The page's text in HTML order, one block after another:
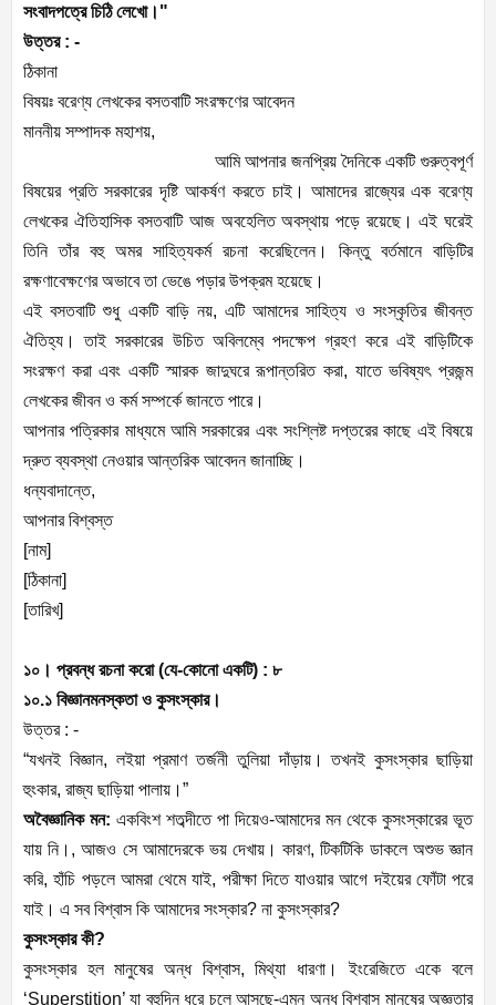
সংবাদপত্রে চিঠি লেখো।"
উত্তর : -
ঠিকানা
বিষয়ঃ বরেণ্য লেখকের বসতবাটি সংরক্ষণের আবেদন
মাননীয় সম্পাদক মহাশয়,
আমি আপনার জনপ্রিয় দৈনিকে একটি গুরুত্বপূর্ণ
বিষয়ের প্রতি সরকারের দৃষ্টি আকর্ষণ করতে চাই। আমাদের রাজ্যের এক বরেণ্য
লেখকের ঐতিহাসিক বসতবাটি আজ অবহেলিত অবস্থায় পড়ে রয়েছে। এই ঘরেই
তিনি তাঁর বহু অমর সাহিত্যকর্ম রচনা করেছিলেন। কিন্তু বর্তমানে বাড়িটির
রক্ষণাবেক্ষণের অভাবে তা ভেঙে পড়ার উপক্রম হয়েছে।
এই বসতবাটি শুধু একটি বাড়ি নয়, এটি আমাদের সাহিত্য ও সংস্কৃতির জীবন্ত
ঐতিহ্য। তাই সরকারের উচিত অবিলম্বে পদক্ষেপ গ্রহণ করে এই বাড়িটিকে
সংরক্ষণ করা এবং একটি স্মারক জাদুঘরে রূপান্তরিত করা, যাতে ভবিষ্যৎ প্রজন্ম
লেখকের জীবন ও কর্ম সম্পর্কে জানতে পারে।
আপনার পত্রিকার মাধ্যমে আমি সরকারের এবং সংশ্লিষ্ট দপ্তরের কাছে এই বিষয়ে
দ্রুত ব্যবস্থা নেওয়ার আন্তরিক আবেদন জানাচ্ছি।
ধন্যবাদান্তে,
আপনার বিশ্বস্ত
[নাম]
[ঠিকানা]
[তারিখ]
১০। প্রবন্ধ রচনা করো (যে-কোনো একটি) : ৮
১০.১ বিজ্ঞানমনস্কতা ও কুসংস্কার।
উত্তর : -
“যখনই বিজ্ঞান, লইয়া প্রমাণ তর্জনী তুলিয়া দাঁড়ায়। তখনই কুসংস্কার ছাড়িয়া
হুংকার, রাজ্য ছাড়িয়া পালায়।”
অবৈজ্ঞানিক মন: একবিংশ শতব্দীতে পা দিয়েও-আমাদের মন থেকে কুসংস্কারের ভূত
যায় নি।, আজও সে আমাদেরকে ভয় দেখায়। কারণ, টিকটিকি ডাকলে অশুভ জ্ঞান
করি, হাঁচি পড়লে আমরা থেমে যাই, পরীক্ষা দিতে যাওয়ার আগে দইয়ের ফোঁটা পরে
যাই। এ সব বিশ্বাস কি আমাদের সংস্কার? না কুসংস্কার?
কুসংস্কার কী?
কুসংস্কার হল মানুষের অন্ধ বিশ্বাস, মিথ্যা ধারণা। ইংরেজিতে একে বলে
‘Superstition’ যা বহুদিন ধরে চলে আসছে-এমন অন্ধ বিশ্বাস মানুষের অজ্ঞতার